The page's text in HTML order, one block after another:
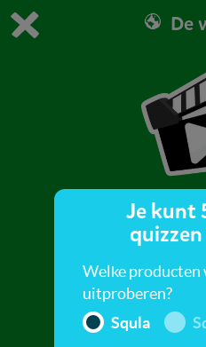
Dit is de gratis
De
Behe, knorr! Van
geluiden? Ontdek
Je kunt
Welke producten
uitproberen?
Squla